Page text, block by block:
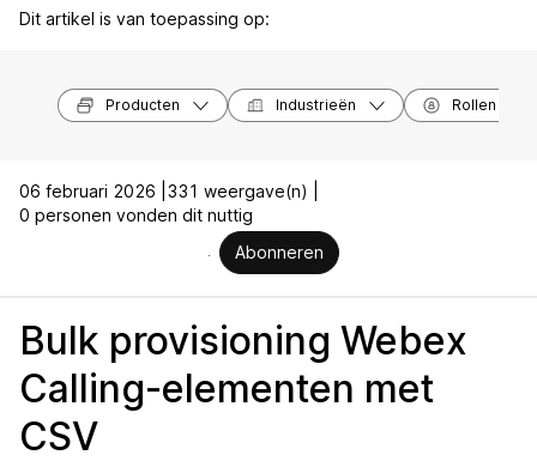
Dit artikel is van toepassing op:
Producten Industrieën Rollen
06 februari 2026 | 331 weergave(n) |
0 personen vonden dit nuttig
Abonneren
Bulk provisioning Webex
Calling-elementen met
CSV